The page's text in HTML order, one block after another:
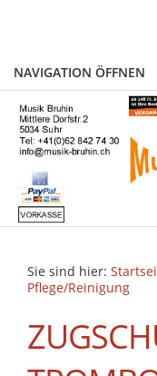
NAVIGATION ÖFFNEN
Sie sind hier:
Pflege/Reinigung